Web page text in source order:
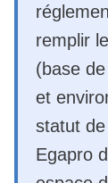
remplir
(base
et
statut
Egapro